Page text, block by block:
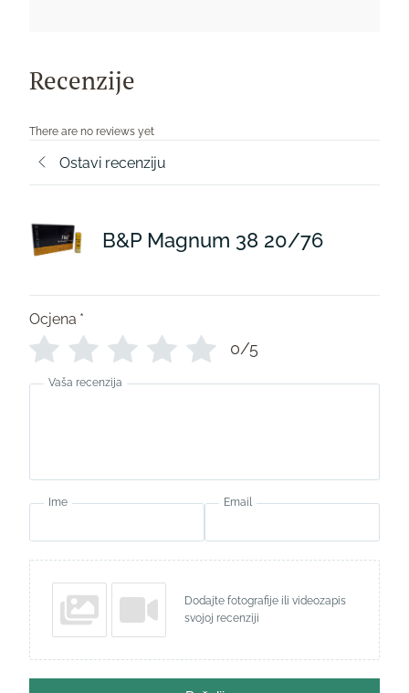
Recenzije
There are no reviews yet
Ostavi recenziju
B&P Magnum 38 20/76
Ocjena *
0/5
Vaša recenzija
Ime Email
Dodajte fotografije ili videozapis
svojoj recenziji